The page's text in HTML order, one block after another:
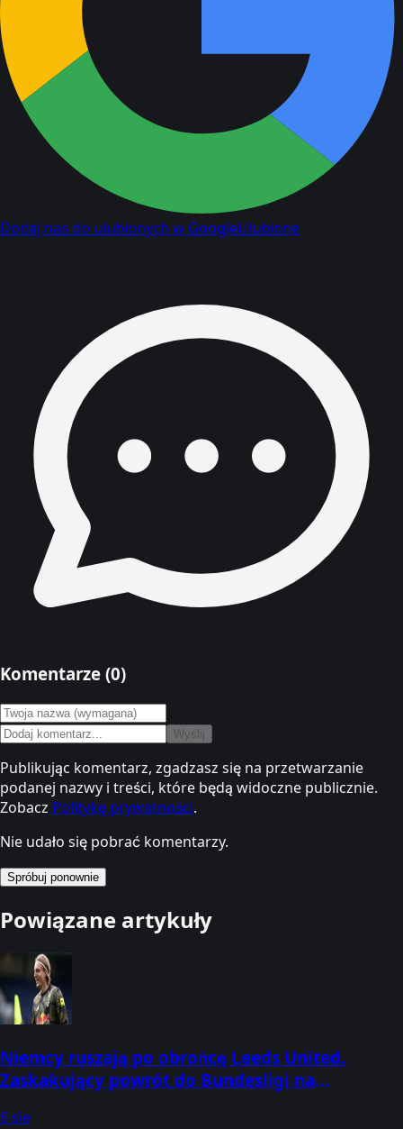
Dodaj nas do ulubionych w GoogleUlubione
Komentarze (0)
Wyślij
Publikując komentarz, zgadzasz się na przetwarzanie
podanej nazwy i treści, które będą widoczne publicznie.
Zobacz Politykę prywatności.
Nie udało się pobrać komentarzy.
Spróbuj ponownie
Powiązane artykuły
Niemcy ruszają po obrońcę Leeds United.
Zaskakujący powrót do Bundesligi na
6 sie